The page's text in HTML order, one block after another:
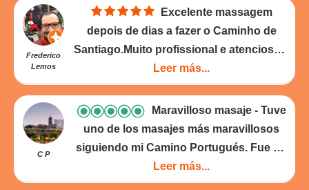
peccato che sia 150ml ed in aereoporto
c’è l’abbiano presa!!!😤😤- 05-05-2025
Frederico
Lemos
depois de dias a fazer o Caminho de
Santiago.Muito profissional e atenciosa a
terapeuta.A repetir novamente quando
voltar a fazer o Caminho.Óptima
localização- 27-04-2025
Leer más...
C P
Maravilloso masaje
Tuve
uno de los masajes más maravillosos
siguiendo mi Camino Portugués. Fue un
merecido regalo para mí. La masajista era
excelente y el servicio fantástico.- 27-04-
Leer más...